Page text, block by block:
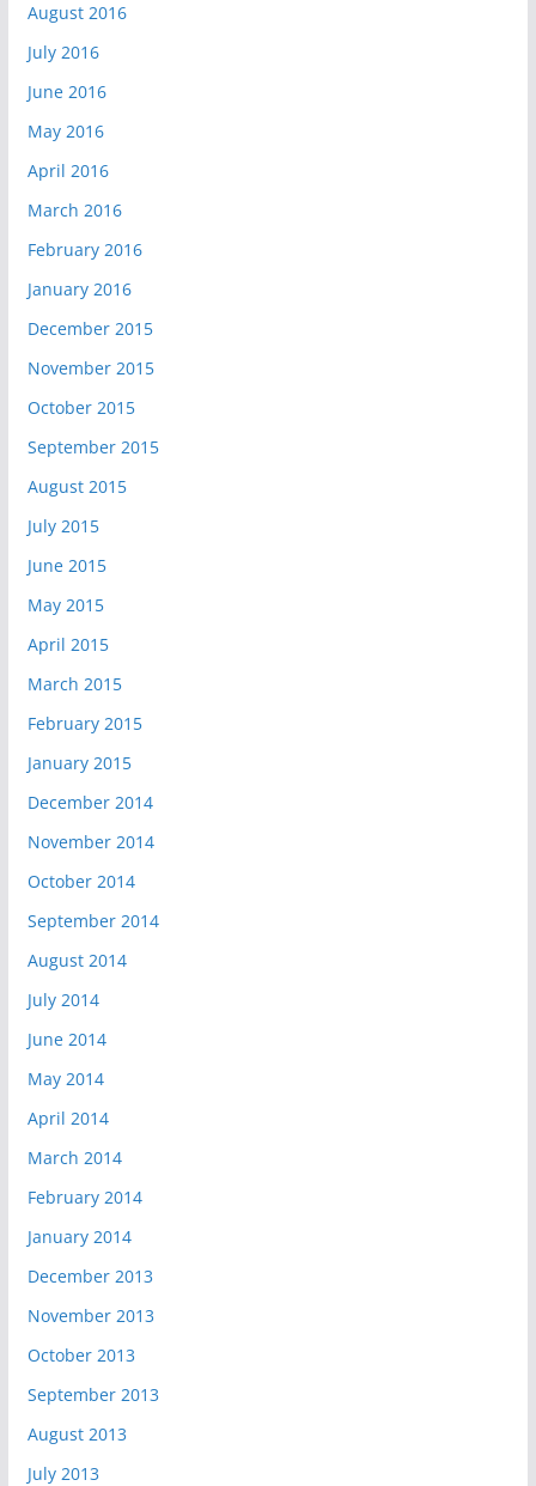
August 2016
July 2016
June 2016
May 2016
April 2016
March 2016
February 2016
January 2016
December 2015
November 2015
October 2015
September 2015
August 2015
July 2015
June 2015
May 2015
April 2015
March 2015
February 2015
January 2015
December 2014
November 2014
October 2014
September 2014
August 2014
July 2014
June 2014
May 2014
April 2014
March 2014
February 2014
January 2014
December 2013
November 2013
October 2013
September 2013
August 2013
July 2013